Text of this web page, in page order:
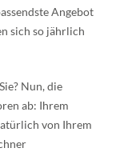
Angebot
sich so jährlich
Nun, die
ab: Ihrem
von Ihrem